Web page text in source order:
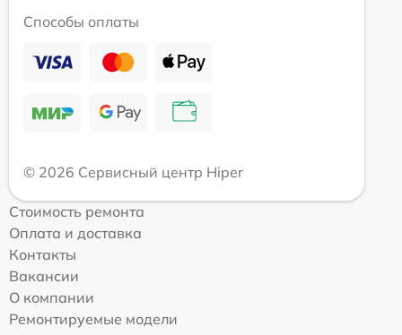
Способы оплаты
© 2026 Сервисный центр Hiper
Стоимость ремонта
Оплата и доставка
Контакты
Вакансии
О компании
Ремонтируемые модели